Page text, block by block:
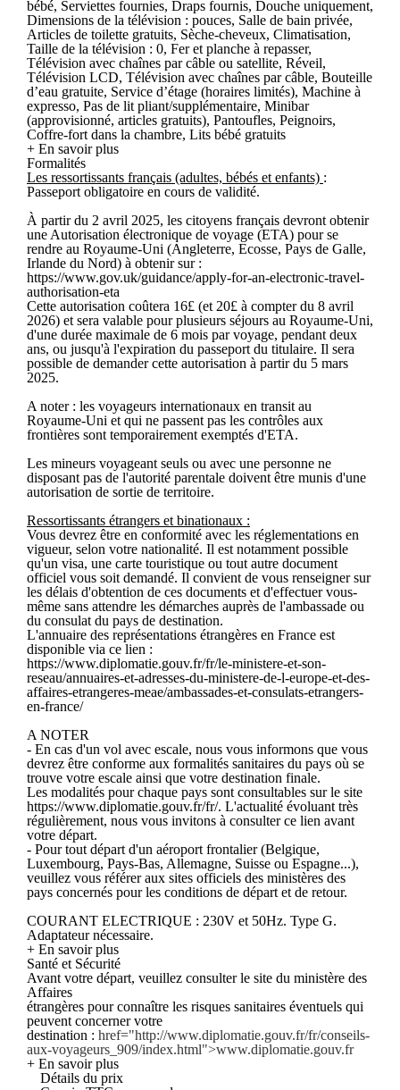
bébé, Serviettes fournies, Draps fournis, Douche uniquement,
Dimensions de la télévision : pouces, Salle de bain privée,
Articles de toilette gratuits, Sèche-cheveux, Climatisation,
Taille de la télévision : 0, Fer et planche à repasser,
Télévision avec chaînes par câble ou satellite, Réveil,
Télévision LCD, Télévision avec chaînes par câble, Bouteille
d’eau gratuite, Service d’étage (horaires limités), Machine à
expresso, Pas de lit pliant/supplémentaire, Minibar
(approvisionné, articles gratuits), Pantoufles, Peignoirs,
Coffre-fort dans la chambre, Lits bébé gratuits
+ En savoir plus
Formalités
Les ressortissants français (adultes, bébés et enfants) :
Passeport obligatoire en cours de validité.
À partir du 2 avril 2025, les citoyens français devront obtenir
une Autorisation électronique de voyage (ETA) pour se
rendre au Royaume-Uni (Angleterre, Ecosse, Pays de Galle,
Irlande du Nord) à obtenir sur :
https://www.gov.uk/guidance/apply-for-an-electronic-travel-
authorisation-eta
Cette autorisation coûtera 16£ (et 20£ à compter du 8 avril
2026) et sera valable pour plusieurs séjours au Royaume-Uni,
d'une durée maximale de 6 mois par voyage, pendant deux
ans, ou jusqu'à l'expiration du passeport du titulaire. Il sera
possible de demander cette autorisation à partir du 5 mars
2025.
A noter : les voyageurs internationaux en transit au
Royaume-Uni et qui ne passent pas les contrôles aux
frontières sont temporairement exemptés d'ETA.
Les mineurs voyageant seuls ou avec une personne ne
disposant pas de l'autorité parentale doivent être munis d'une
autorisation de sortie de territoire.
Ressortissants étrangers et binationaux :
Vous devrez être en conformité avec les réglementations en
vigueur, selon votre nationalité. Il est notamment possible
qu'un visa, une carte touristique ou tout autre document
officiel vous soit demandé. Il convient de vous renseigner sur
les délais d'obtention de ces documents et d'effectuer vous-
même sans attendre les démarches auprès de l'ambassade ou
du consulat du pays de destination.
L'annuaire des représentations étrangères en France est
disponible via ce lien :
https://www.diplomatie.gouv.fr/fr/le-ministere-et-son-
reseau/annuaires-et-adresses-du-ministere-de-l-europe-et-des-
affaires-etrangeres-meae/ambassades-et-consulats-etrangers-
en-france/
A NOTER
- En cas d'un vol avec escale, nous vous informons que vous
devrez être conforme aux formalités sanitaires du pays où se
trouve votre escale ainsi que votre destination finale.
Les modalités pour chaque pays sont consultables sur le site
https://www.diplomatie.gouv.fr/fr/. L'actualité évoluant très
régulièrement, nous vous invitons à consulter ce lien avant
votre départ.
- Pour tout départ d'un aéroport frontalier (Belgique,
Luxembourg, Pays-Bas, Allemagne, Suisse ou Espagne...),
veuillez vous référer aux sites officiels des ministères des
pays concernés pour les conditions de départ et de retour.
COURANT ELECTRIQUE : 230V et 50Hz. Type G.
Adaptateur nécessaire.
+ En savoir plus
Santé et Sécurité
Avant votre départ, veuillez consulter le site du ministère des
Affaires
étrangères pour connaître les risques sanitaires éventuels qui
peuvent concerner votre
destination : href="http://www.diplomatie.gouv.fr/fr/conseils-
aux-voyageurs_909/index.html">www.diplomatie.gouv.fr
+ En savoir plus
Détails du prix